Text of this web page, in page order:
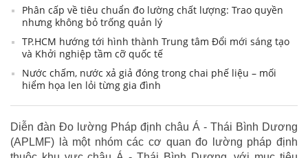
Phân cấp về tiêu chuẩn đo lường chất lượng: Trao quyền
nhưng không bỏ trống quản lý
TP.HCM hướng tới hình thành Trung tâm Đổi mới sáng tạo
và Khởi nghiệp tầm cỡ quốc tế
Nước chấm, nước xả giả đóng trong chai phế liệu – mối
hiểm họa len lỏi từng gia đình
Diễn đàn Đo lường Pháp định châu Á - Thái Bình Dương
(APLMF) là một nhóm các cơ quan đo lường pháp định